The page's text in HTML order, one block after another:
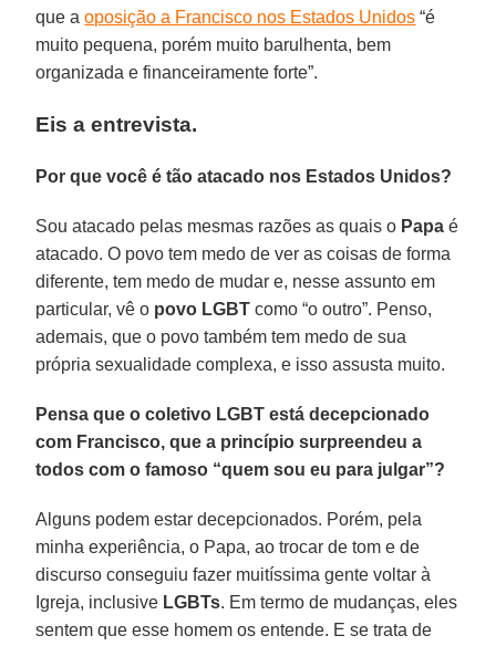
que aoposição a Francisco nos Estados Unidos “é
muito pequena, porém muito barulhenta, bem
organizada e financeiramente forte”.
Eis a entrevista.
Por que você é tão atacado nos Estados Unidos?
Sou atacado pelas mesmas razões as quais o Papa é
atacado. O povo tem medo de ver as coisas de forma
diferente, tem medo de mudar e, nesse assunto em
particular, vê o povo LGBT como “o outro”. Penso,
ademais, que o povo também tem medo de sua
própria sexualidade complexa, e isso assusta muito.
Pensa que o coletivo LGBT está decepcionado
com Francisco, que a princípio surpreendeu a
todos com o famoso “quem sou eu para julgar”?
Alguns podem estar decepcionados. Porém, pela
minha experiência, o Papa, ao trocar de tom e de
discurso conseguiu fazer muitíssima gente voltar à
Igreja, inclusive LGBTs. Em termo de mudanças, eles
sentem que esse homem os entende. E se trata de